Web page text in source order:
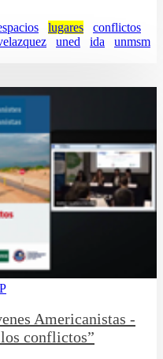
lugares
conflictos
uned ida unmsm
Americanistas -
conflictos”